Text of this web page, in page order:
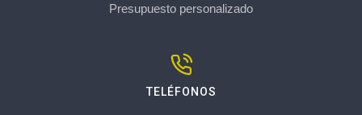
Presupuesto personalizado
TELÉFONOS